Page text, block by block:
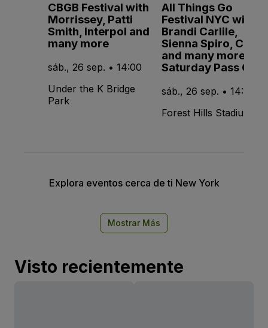
CBGB Festival with
Morrissey, Patti
Smith, Interpol and
many more
sáb., 26 sep. • 14:00
Under the K Bridge
Park
All Things Go
Festival NYC with
Brandi Carlile,
Sienna Spiro, CMAT
and many more -
Saturday Pass Only
sáb., 26 sep. • 14:15
Forest Hills Stadium
Explora eventos cerca de ti New York
Mostrar Más
Visto recientemente